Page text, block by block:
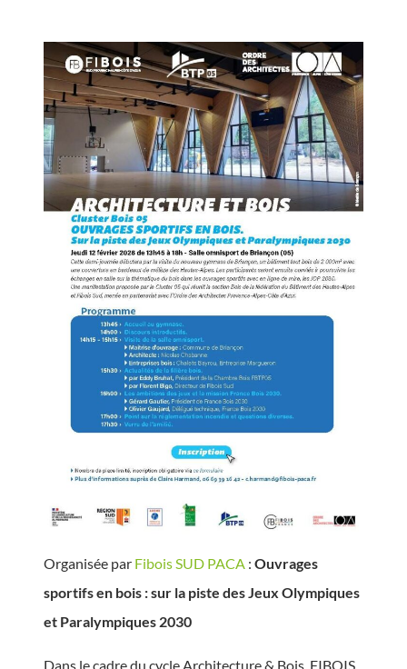
Organisée par Fibois SUD PACA : Ouvrages
sportifs en bois : sur la piste des Jeux Olympiques
et Paralympiques 2030
Dans le cadre du cycle Architecture & Bois, FIBOIS